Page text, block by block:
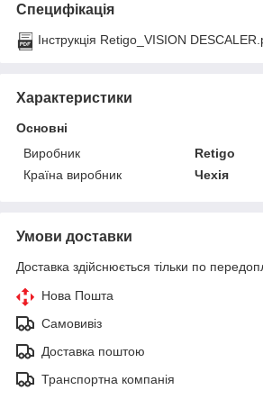
Специфікація
Інструкція Retigo_VISION
Характеристики
Основні
Виробник
Retigo
Країна виробник
Чехія
Умови доставки
Доставка здійснюється тільки по
Нова Пошта
Самовивіз
Доставка поштою
Транспортна компанія